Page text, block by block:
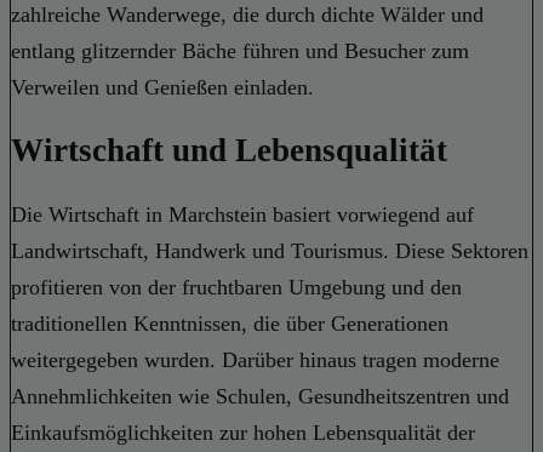
zahlreiche Wanderwege, die durch dichte Wälder und
entlang glitzernder Bäche führen und Besucher zum
Verweilen und Genießen einladen.
Wirtschaft und Lebensqualität
Die Wirtschaft in Marchstein basiert vorwiegend auf
Landwirtschaft, Handwerk und Tourismus. Diese Sektoren
profitieren von der fruchtbaren Umgebung und den
traditionellen Kenntnissen, die über Generationen
weitergegeben wurden. Darüber hinaus tragen moderne
Annehmlichkeiten wie Schulen, Gesundheitszentren und
Einkaufsmöglichkeiten zur hohen Lebensqualität der